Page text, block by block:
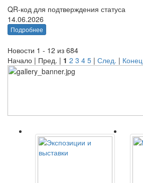
QR-код для подтверждения статуса
14.06.2026
Подробнее
Новости 1 - 12 из 684
Начало | Пред. | 1 2 3 4 5 | След. | Конец